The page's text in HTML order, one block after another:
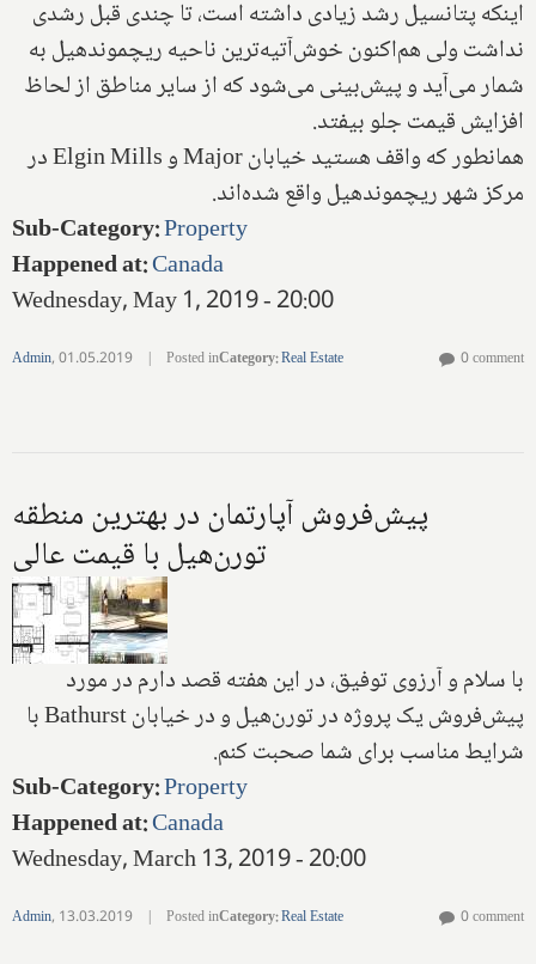
اینکه پتانسیل رشد زیادی داشته است، تا چندی قبل رشدی
نداشت ولی هم‌اکنون خوش‌آتیه‌ترین ناحیه ریچموند‌هیل به
شمار می‌آید و پیش‌بینی می‌شود که از سایر مناطق از لحاظ
افزایش قیمت جلو بیفتد.
همانطور که واقف هستید خیابانMajorوElgin Millsدر
مرکز شهر ریچموند‌هیل واقع شده‌اند.
Sub-Category:Property
Happened at:Canada
Wednesday, May 1, 2019 - 20:00
Admin,01.05.2019 | Posted inCategory:Real Estate 0 comment
پیش‌فروش آپارتمان در بهترین منطقه
تورن‌هیل با قیمت عالی
با سلام و آرزوی توفیق، در این هفته قصد دارم در مورد
پیش‌فروش یک پروژه در تورن‌هیل و در خیابانBathurstبا
شرایط مناسب برای شما صحبت کنم.
Sub-Category:Property
Happened at:Canada
Wednesday, March 13, 2019 - 20:00
Admin, 13.03.2019 | Posted inCategory:Real Estate 0 comment